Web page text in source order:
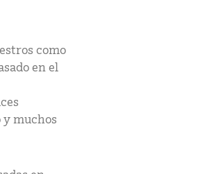
como
en el
muchos